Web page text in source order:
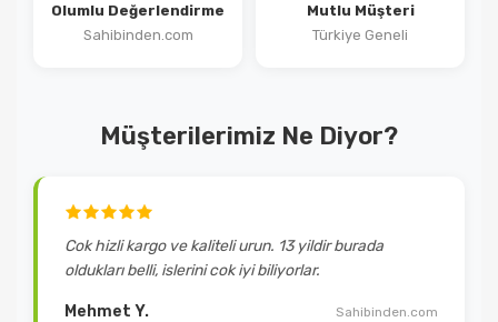
Olumlu Değerlendirme
Sahibinden.com
Mutlu Müşteri
Türkiye Geneli
Müşterilerimiz Ne Diyor?
Cok hizli kargo ve kaliteli urun. 13 yildir burada
oldukları belli, islerini cok iyi biliyorlar.
Mehmet Y. Sahibinden.com